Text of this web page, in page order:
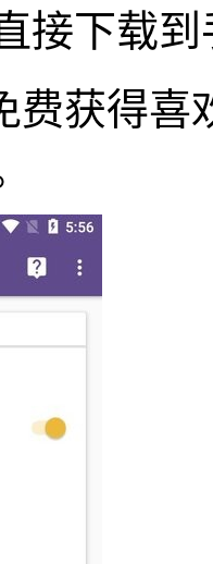
接下载到
费获得